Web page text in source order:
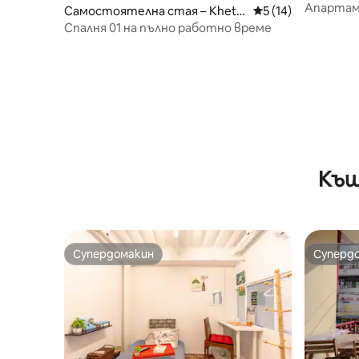
Самостоятелна стая – Khet K
hlong Toei
Средна оценка:
5 (14)
Спалня 01 на пълно работно време
ua,
Супердомакин
Супердомакин